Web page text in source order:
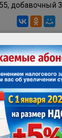
добавочный 3